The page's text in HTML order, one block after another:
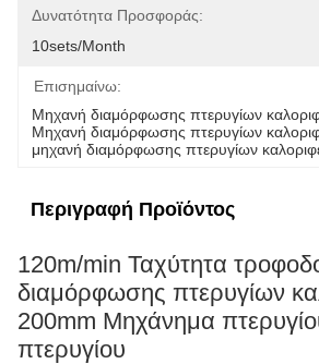
Δυνατότητα Προσφοράς:
10sets/month
Επισημαίνω:
Μηχανή διαμόρφωσης πτερυγίων
Μηχανή διαμόρφωσης πτερυγίων
μηχανή διαμόρφωσης πτερυγίων
Περιγραφή Προϊόντος
120m/min Ταχύτητα
διαμόρφωσης πτερυγίων
200mm Μηχάνημα
πτερυγίου